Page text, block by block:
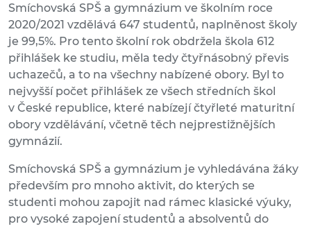
Smíchovská SPŠ a gymnázium ve školním roce
2020/2021 vzdělává 647 studentů, naplněnost školy
je 99,5%. Pro tento školní rok obdržela škola 612
přihlášek ke studiu, měla tedy čtyřnásobný převis
uchazečů, a to na všechny nabízené obory. Byl to
nejvyšší počet přihlášek ze všech středních škol
v České republice, které nabízejí čtyřleté maturitní
obory vzdělávání, včetně těch nejprestižnějších
gymnázií.
Smíchovská SPŠ a gymnázium je vyhledávána žáky
především pro mnoho aktivit, do kterých se
studenti mohou zapojit nad rámec klasické výuky,
pro vysoké zapojení studentů a absolventů do